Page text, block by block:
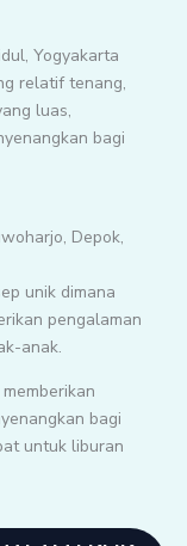
Yogyakarta
relatif tenang,
luas,
bagi
Depok,
unik dimana
pengalaman
anak.
bagi
untuk liburan